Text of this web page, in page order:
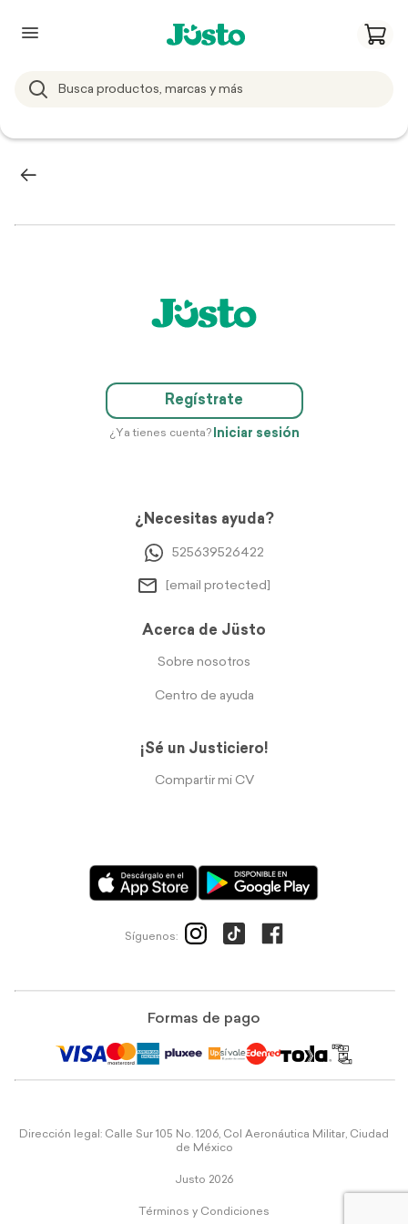
Regístrate
¿Ya tienes cuenta? Iniciar sesión
¿Necesitas ayuda?
525639526422
[email protected]
Acerca de Jüsto
Sobre nosotros
Centro de ayuda
¡Sé un Justiciero!
Compartir mi CV
Síguenos:
Formas de pago
Dirección legal: Calle Sur 105 No. 1206, Col Aeronáutica Militar, Ciudad
de México
Justo 2026
Términos y Condiciones